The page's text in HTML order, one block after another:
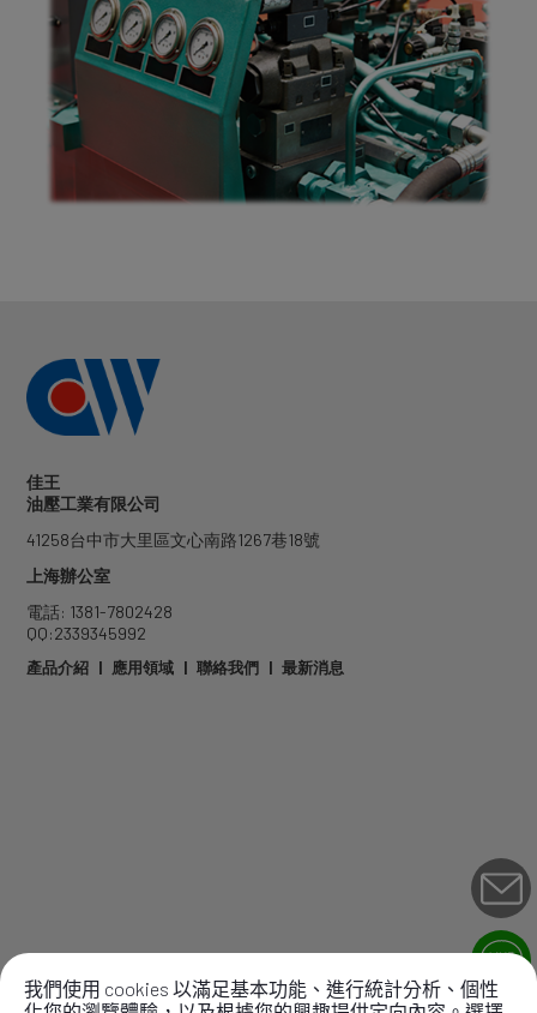
佳王
油壓工業有限公司
41258台中市大里區文心南路1267巷18號
上海辦公室
電話: 1381-7802428
QQ:2339345992
產品介紹 | 應用領域 | 聯絡我們 | 最新消息
我們使用 cookies 以滿足基本功能、進行統計分析、個性